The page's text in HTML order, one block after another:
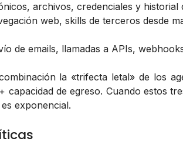
archivos, credenciales y historial
web, skills de terceros desde
de emails, llamadas a APIs,
la «trifecta letal» de los
de egreso. Cuando estos
exponencial.